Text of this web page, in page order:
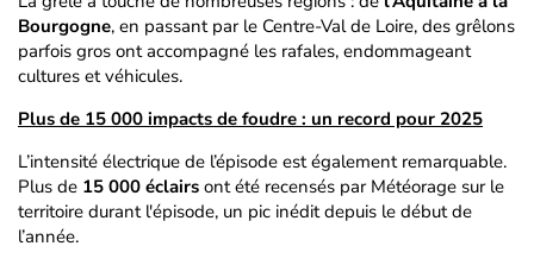
Bourgogne, en passant par le Centre-Val de Loire, des grêlons
parfois gros ont accompagné les rafales, endommageant
cultures et véhicules.
Plus de 15 000 impacts de foudre : un record pour 2025
L’intensité électrique de l’épisode est également remarquable.
Plus de 15 000 éclairs ont été recensés par Météorage sur le
territoire durant l'épisode, un pic inédit depuis le début de
l’année.